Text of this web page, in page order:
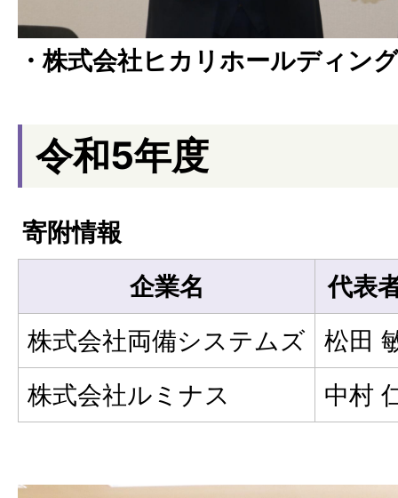
・株式会社ヒカリホールディン
令和5年度
寄附情報
企業名
代表
株式会社両備システムズ
松田
株式会社ルミナス
中村